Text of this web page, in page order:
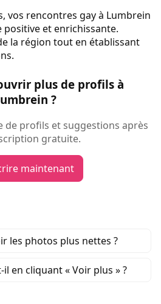
vos rencontres gay à Lumbrein
et enrichissante.
la région tout en établissant
plus de profils à
?
de profils et suggestions après
gratuite.
maintenant
les photos plus nettes ?
en cliquant « Voir plus » ?